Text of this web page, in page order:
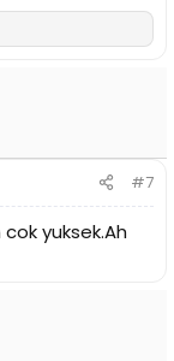
#7
yuksek.Ah